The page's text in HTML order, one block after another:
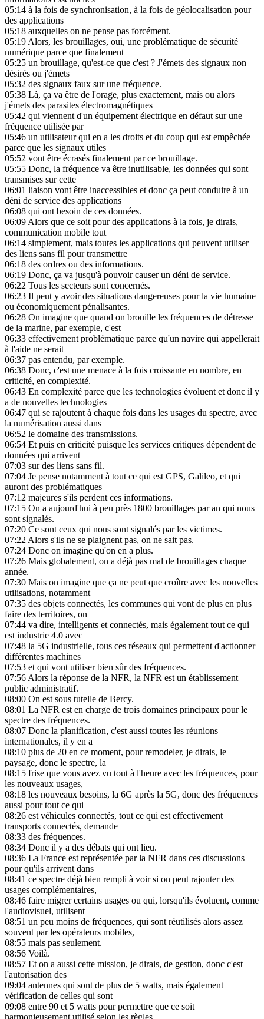
05:14 à la fois de synchronisation, à la fois de géolocalisation pour
des applications
05:18 auxquelles on ne pense pas forcément.
05:19Alors, les brouillages, oui, une problématique de sécurité
numérique parce que finalement
05:25 un brouillage, qu'est-ce que c'est ? J'émets des signaux non
désirés ou j'émets
05:32 des signaux faux sur une fréquence.
05:38 Là, ça va être de l'orage, plus exactement, mais ou alors
j'émets des parasites électromagnétiques
05:42 qui viennent d'un équipement électrique en défaut sur une
fréquence utilisée par
05:46 un utilisateur qui en a les droits et du coup qui est empêchée
parce que les signaux utiles
05:52 vont être écrasés finalement par ce brouillage.
05:55 Donc, la fréquence va être inutilisable, les données qui sont
transmises sur cette
06:01 liaison vont être inaccessibles et donc ça peut conduire à un
déni de service des applications
06:08 qui ont besoin de ces données.
06:09Alors que ce soit pour des applications à la fois, je dirais,
communication mobile tout
06:14 simplement, mais toutes les applications qui peuvent utiliser
des liens sans fil pour transmettre
06:18 des ordres ou des informations.
06:19 Donc, ça va jusqu'à pouvoir causer un déni de service.
06:22 Tous les secteurs sont concernés.
06:23 Il peut y avoir des situations dangereuses pour la vie humaine
ou économiquement pénalisantes.
06:28 On imagine que quand on brouille les fréquences de détresse
de la marine, par exemple, c'est
06:33 effectivement problématique parce qu'un navire qui appellerait
à l'aide ne serait
06:37 pas entendu, par exemple.
06:38 Donc, c'est une menace à la fois croissante en nombre, en
criticité, en complexité.
06:43 En complexité parce que les technologies évoluent et donc il y
a de nouvelles technologies
06:47 qui se rajoutent à chaque fois dans les usages du spectre, avec
la numérisation aussi dans
06:52 le domaine des transmissions.
06:54 Et puis en criticité puisque les services critiques dépendent de
données qui arrivent
07:03 sur des liens sans fil.
07:04 Je pense notamment à tout ce qui est GPS, Galileo, et qui
auront des problématiques
07:12 majeures s'ils perdent ces informations.
07:15 On a aujourd'hui à peu près 1800 brouillages par an qui nous
sont signalés.
07:20 Ce sont ceux qui nous sont signalés par les victimes.
07:22Alors s'ils ne se plaignent pas, on ne sait pas.
07:24 Donc on imagine qu'on en a plus.
07:26 Mais globalement, on a déjà pas mal de brouillages chaque
année.
07:30 Mais on imagine que ça ne peut que croître avec les nouvelles
utilisations, notamment
07:35 des objets connectés, les communes qui vont de plus en plus
faire des territoires, on
07:44 va dire, intelligents et connectés, mais également tout ce qui
est industrie 4.0 avec
07:48 la 5G industrielle, tous ces réseaux qui permettent d'actionner
différentes machines
07:53 et qui vont utiliser bien sûr des fréquences.
07:56Alors la réponse de la NFR, la NFR est un établissement
public administratif.
08:00 On est sous tutelle de Bercy.
08:01 La NFR est en charge de trois domaines principaux pour le
spectre des fréquences.
08:07 Donc la planification, c'est aussi toutes les réunions
internationales, il y en a
08:10 plus de 20 en ce moment, pour remodeler, je dirais, le
paysage, donc le spectre, la
08:15 frise que vous avez vu tout à l'heure avec les fréquences, pour
les nouveaux usages,
08:18 les nouveaux besoins, la 6G après la 5G, donc des fréquences
aussi pour tout ce qui
08:26 est véhicules connectés, tout ce qui est effectivement
transports connectés, demande
08:33 des fréquences.
08:34 Donc il y a des débats qui ont lieu.
08:36 La France est représentée par la NFR dans ces discussions
pour qu'ils arrivent dans
08:41 ce spectre déjà bien rempli à voir si on peut rajouter des
usages complémentaires,
08:46 faire migrer certains usages ou qui, lorsqu'ils évoluent, comme
l'audiovisuel, utilisent
08:51 un peu moins de fréquences, qui sont réutilisés alors assez
souvent par les opérateurs mobiles,
08:55 mais pas seulement.
08:56 Voilà.
08:57 Et on a aussi cette mission, je dirais, de gestion, donc c'est
l'autorisation des
09:04 antennes qui sont de plus de 5 watts, mais également
vérification de celles qui sont
09:08 entre 90 et 5 watts pour permettre que ce soit